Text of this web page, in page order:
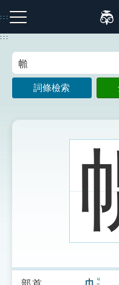
到
主
:::
注音索引圖示 筆畫
索引選單
:::
詞條檢索